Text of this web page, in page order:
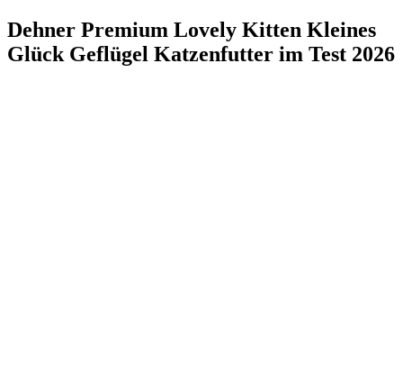
Dehner Premium Lovely Kitten Kleines
Glück Geflügel Katzenfutter im Test 2026